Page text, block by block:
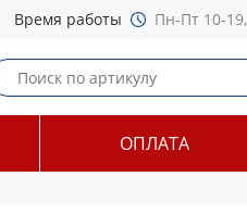
Время работы Пн-Пт 10-
ОПЛАТА